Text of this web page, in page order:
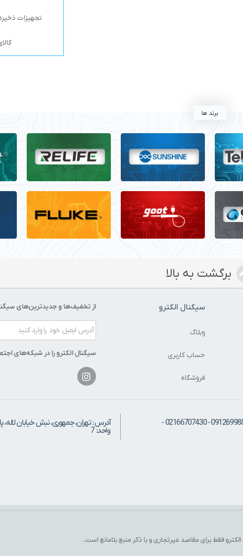
تجهیزات
برند ها
برگشت به بالا
سیگنال الکترو
وبلاگ
حساب کاربری
فروشگاه
از تخفیف‌ها و جدیدترین‌های
سیگنال الکترو را در شبکه‌های
شماره تماس : 09126998846 - 02166707430 -
آدرس : تهران، جمهوری، نبش خیابان
واحد: 7
فقط برای مقاصد غیرتجاری و با ذکر منبع بلامانع است.